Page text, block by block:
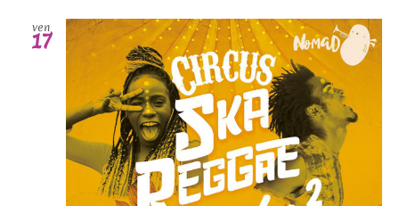
ven
17